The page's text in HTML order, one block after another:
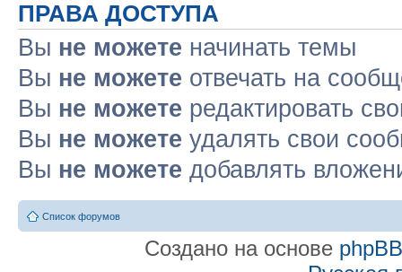
ПРАВА ДОСТУПА
Вы не можете начинать темы
Вы не можете отвечать на
Вы не можете редактировать
Вы не можете удалять свои
Вы не можете добавлять
Список форумов
Создано на основе phpBB